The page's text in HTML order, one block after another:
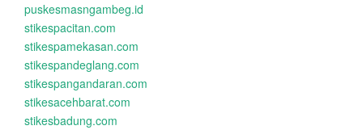
puskesmasngambeg.id
stikespacitan.com
stikespamekasan.com
stikespandeglang.com
stikespangandaran.com
stikesacehbarat.com
stikesbadung.com